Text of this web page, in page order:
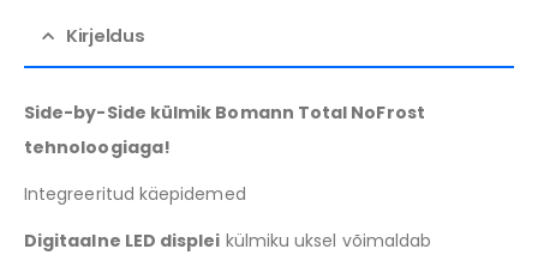
Kirjeldus
Side-by-Side külmik Bomann Total NoFrost
tehnoloogiaga!
Integreeritud käepidemed
Digitaalne LED displei külmiku uksel võimaldab